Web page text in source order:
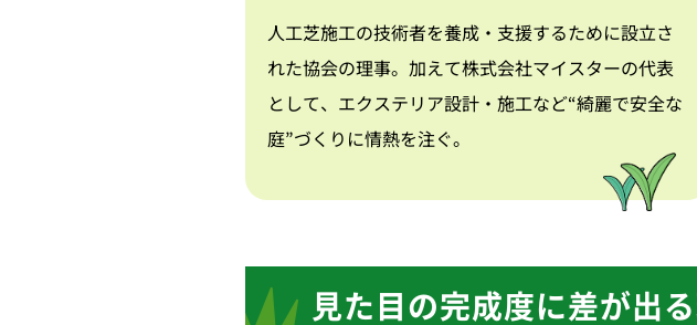
人工芝施工の技術者を養成・支援するために設立さ
れた協会の理事。加えて株式会社マイスターの代表
として、エクステリア設計・施工など“綺麗で安全な
庭”づくりに情熱を注ぐ。
見た目の完成度に差が出る